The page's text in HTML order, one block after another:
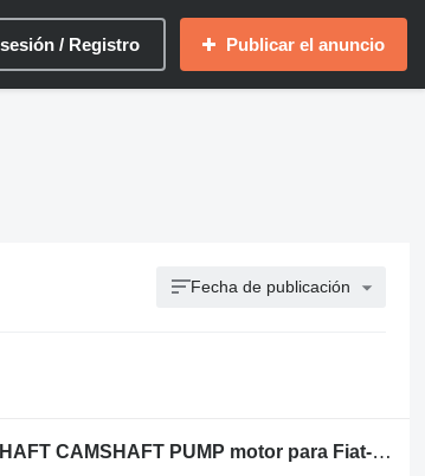
/ Registro Publicar el anuncio
Fecha de publicación
USED FIAT ALLIS 8215 PARTS BLOCK CRANKSHAFT CAMSHAFT PUMP motor para Fiat-Allis 8215 bulldozer